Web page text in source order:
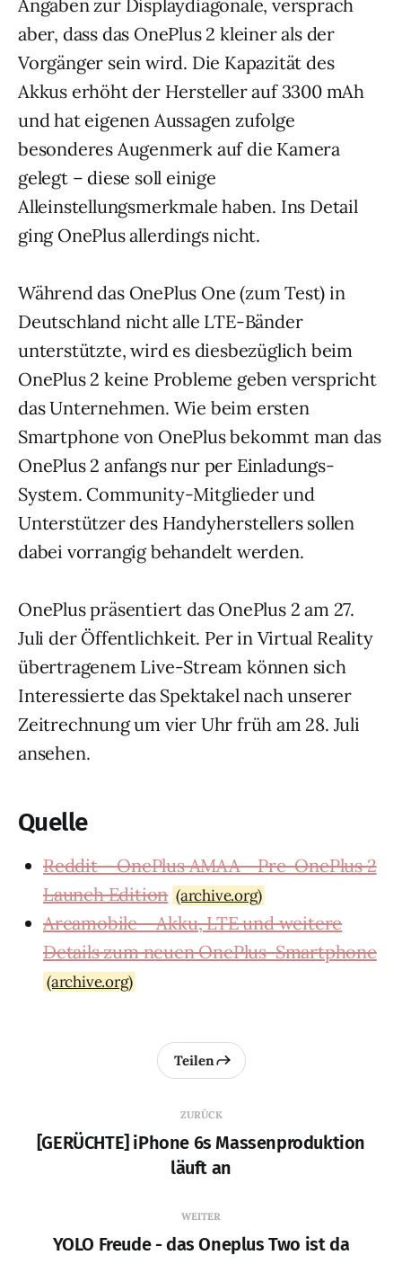
Angaben zur Displaydiagonale, versprach
aber, dass das OnePlus 2 kleiner als der
Vorgänger sein wird. Die Kapazität des
Akkus erhöht der Hersteller auf 3300 mAh
und hat eigenen Aussagen zufolge
besonderes Augenmerk auf die Kamera
gelegt – diese soll einige
Alleinstellungsmerkmale haben. Ins Detail
ging OnePlus allerdings nicht.
Während das OnePlus One (zum Test) in
Deutschland nicht alle LTE-Bänder
unterstützte, wird es diesbezüglich beim
OnePlus 2 keine Probleme geben verspricht
das Unternehmen. Wie beim ersten
Smartphone von OnePlus bekommt man das
OnePlus 2 anfangs nur per Einladungs-
System. Community-Mitglieder und
Unterstützer des Handyherstellers sollen
dabei vorrangig behandelt werden.
OnePlus präsentiert das OnePlus 2 am 27.
Juli der Öffentlichkeit. Per in Virtual Reality
übertragenem Live-Stream können sich
Interessierte das Spektakel nach unserer
Zeitrechnung um vier Uhr früh am 28. Juli
ansehen.
Quelle
Reddit – OnePlus AMAA - Pre-OnePlus 2
Launch Edition (archive.org)
Areamobile – Akku, LTE und weitere
Details zum neuen OnePlus-Smartphone
(archive.org)
ZURÜCK
[GERÜCHTE] iPhone 6s Massenproduktion
läuft an
Teilen
WEITER
YOLO Freude - das Oneplus Two ist da